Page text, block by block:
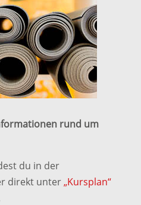
rund um
du in der
direkt unter„Kursplan“